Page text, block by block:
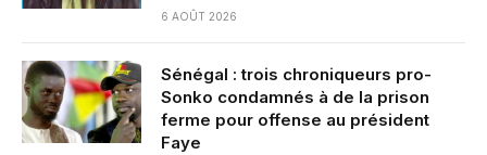
6 AOÛT 2026
Sénégal : trois chroniqueurs pro-
Sonko condamnés à de la prison
ferme pour offense au président
Faye